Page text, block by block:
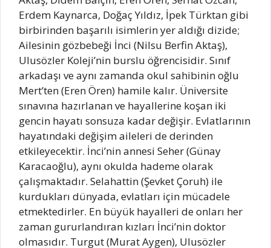
Erdem Kaynarca, Doğaç Yıldız, İpek Türktan gibi
birbirinden başarılı isimlerin yer aldığı dizide;
Ailesinin gözbebeği İnci (Nilsu Berfin Aktaş),
Ulusözler Koleji’nin burslu öğrencisidir. Sınıf
arkadaşı ve aynı zamanda okul sahibinin oğlu
Mert’ten (Eren Ören) hamile kalır. Üniversite
sınavına hazırlanan ve hayallerine koşan iki
gencin hayatı sonsuza kadar değişir. Evlatlarının
hayatındaki değişim aileleri de derinden
etkileyecektir. İnci’nin annesi Seher (Günay
Karacaoğlu), aynı okulda hademe olarak
çalışmaktadır. Selahattin (Şevket Çoruh) ile
kurdukları dünyada, evlatları için mücadele
etmektedirler. En büyük hayalleri de onları her
zaman gururlandıran kızları İnci’nin doktor
olmasıdır. Turgut (Murat Aygen), Ulusözler